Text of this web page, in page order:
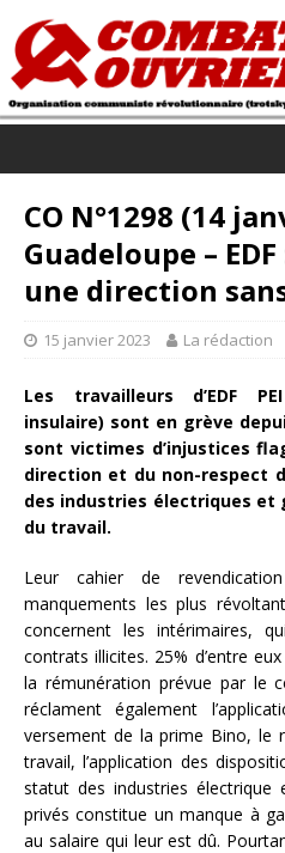
CO N°1298 (14
Guadeloupe –
une direction
15 janvier 2023 La rédaction
Les travailleurs d’EDF
insulaire) sont en grève
sont victimes d’injustices
direction et du non-respect
des industries électriques et
du travail.
Leur cahier de
manquements les plus
concernent les intérimaires,
contrats illicites. 25% d’entre
la rémunération prévue par le
réclament également
versement de la prime Bino, le
travail, l’application des
statut des industries électrique
privés constitue un manque à
au salaire qui leur est dû.